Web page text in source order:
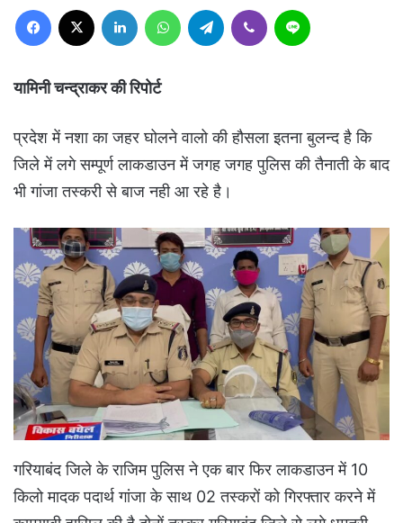
Facebook LinkedIn WhatsAppTelegram Viber
यामिनी चन्द्राकर की रिपोर्ट
प्रदेश में नशा का जहर घोलने वालो की हौसला इतना बुलन्द है कि
जिले में लगे सम्पूर्ण लाकडाउन में जगह जगह पुलिस की तैनाती के बाद
भी गांजा तस्करी से बाज नही आ रहे है।
गरियाबंद जिले के राजिम पुलिस ने एक बार फिर लाकडाउन में 10
किलो मादक पदार्थ गांजा के साथ 02 तस्करों को गिरफ्तार करने में